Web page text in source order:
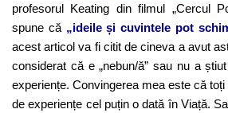
profesorul Keating din filmul „Cercul
spune că „ideile și cuvintele pot
acest articol va fi citit de cineva a avut
considerat că e „nebun/ă” sau nu a
experiențe. Convingerea mea este că
de experiențe cel puțin o dată în Viață.